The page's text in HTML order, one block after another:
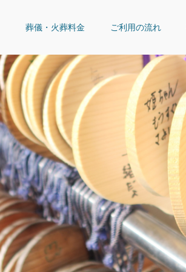
葬儀・火葬料金 ご利用の流れ